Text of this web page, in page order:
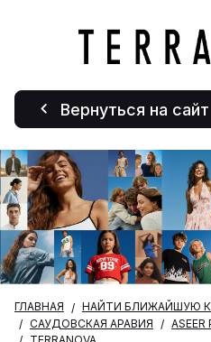
Вернуться на сайт
ГЛАВНАЯ
НАЙТИ БЛИЖАЙШУЮ
САУДОВСКАЯ АРАВИЯ
ASEER